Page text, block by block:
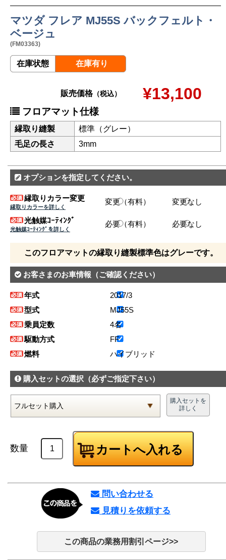
マツダ フレア MJ55S バックフェルト・
ベージュ
(FM03363)
在庫状態 在庫有り
販売価格（税込） ¥13,100
フロアマット仕様
縁取り縫製
標準（グレー）
毛足の長さ
3mm
オプションを指定してください。
縁取りカラー変更
縁取りカラーを詳しく
変更（有料） 変更なし
光触媒ｺｰﾃｨﾝｸﾞ
光触媒ｺｰﾃｨﾝｸﾞを詳しく
必要（有料） 必要なし
このフロアマットの縁取り縫製標準色はグレーです。
お客さまのお車情報 （ご確認ください）
年式
2017/3
型式
MJ55S
乗員定数
4名
駆動方式
FF
燃料
ハイブリッド
購入セットの選択 （必ずご指定下さい）
購入セットを
詳しく
数量
問い合わせる
見積りを依頼する
この商品の業務用割引ページ>>